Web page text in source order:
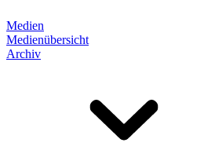
Medien
Medienübersicht
Archiv